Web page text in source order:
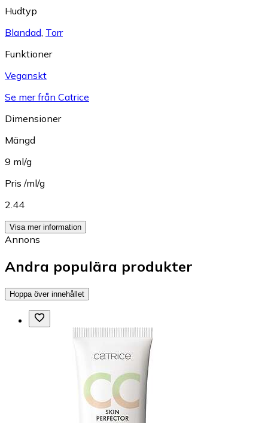
Hudtyp
Blandad, Torr
Funktioner
Veganskt
Se mer från Catrice
Dimensioner
Mängd
9 ml/g
Pris /ml/g
2.44
Visa mer information
Annons
Andra populära produkter
Hoppa över innehållet